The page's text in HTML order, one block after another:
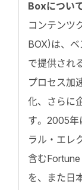
Boxについ
コンテンツ
BOX)は、
で提供され
プロセス加
化、さらに
す。2005年
ラル・エレ
含む
を、また日